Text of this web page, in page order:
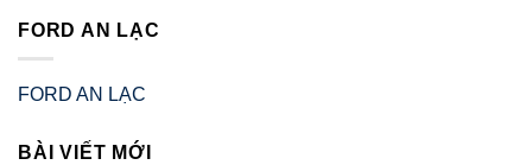
FORD AN LẠC
FORD AN LẠC
BÀI VIẾT MỚI